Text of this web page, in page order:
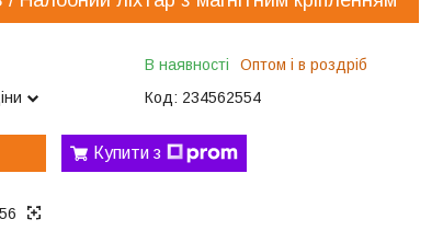
В наявності
Оптом і в роздріб
Код: 234562554
Купити з